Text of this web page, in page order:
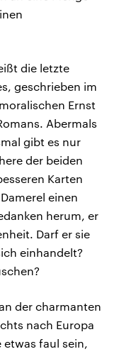
die letzte
geschrieben im
Ernst
Abermals
gibt es nur
der beiden
Karten
einen
herum, er
Darf er sie
einhandelt?
der charmanten
nach Europa
faul sein,